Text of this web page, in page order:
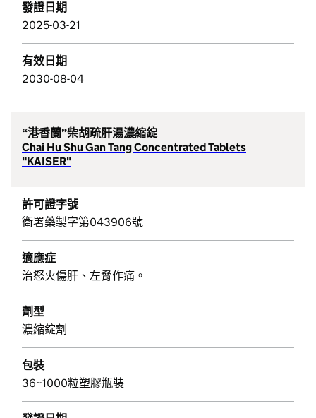
發證日期
2025-03-21
有效日期
2030-08-04
“港香蘭”柴胡疏肝湯濃縮錠
Chai Hu Shu Gan Tang Concentrated Tablets
"KAISER"
許可證字號
衛署藥製字第043906號
適應症
治怒火傷肝、左脅作痛。
劑型
濃縮錠劑
包裝
36~1000粒塑膠瓶裝